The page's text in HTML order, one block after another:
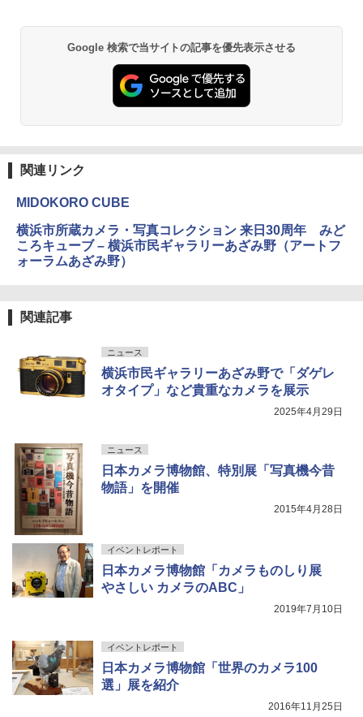
Google 検索で当サイトの記事を優先表示させる
関連リンク
MIDOKORO CUBE
横浜市所蔵カメラ・写真コレクション 来日30周年 みど
ころキューブ – 横浜市民ギャラリーあざみ野（アートフ
ォーラムあざみ野）
関連記事
ニュース
横浜市民ギャラリーあざみ野で「ダゲレ
オタイプ」など貴重なカメラを展示
2025年4月29日
ニュース
日本カメラ博物館、特別展「写真機今昔
物語」を開催
2015年4月28日
イベントレポート
日本カメラ博物館「カメラものしり展
やさしい カメラのABC」
2019年7月10日
イベントレポート
日本カメラ博物館「世界のカメラ100
選」展を紹介
2016年11月25日